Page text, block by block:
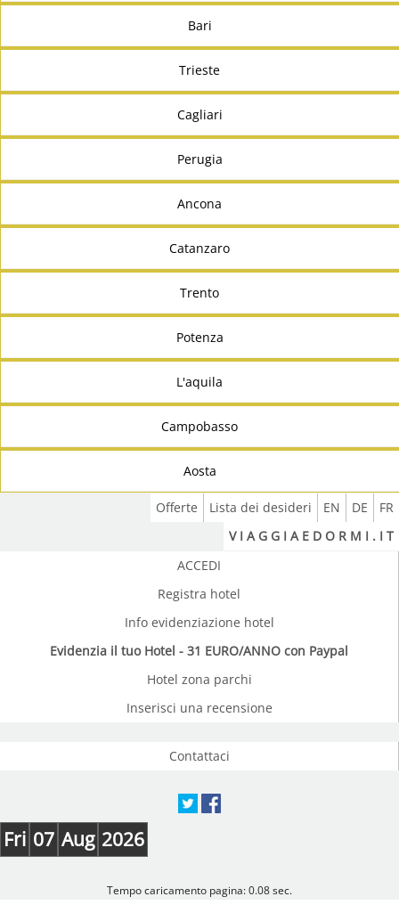
Bari
Trieste
Cagliari
Perugia
Ancona
Catanzaro
Trento
Potenza
L'aquila
Campobasso
Aosta
FR
DE
EN
Lista dei desideri
Offerte
V I A G G I A E D O R M I . I T
ACCEDI
Registra hotel
Info evidenziazione hotel
Evidenzia il tuo Hotel - 31 EURO/ANNO con Paypal
Hotel zona parchi
Inserisci una recensione
Contattaci
Fri 07 Aug 2026
Tempo caricamento pagina: 0.08 sec.